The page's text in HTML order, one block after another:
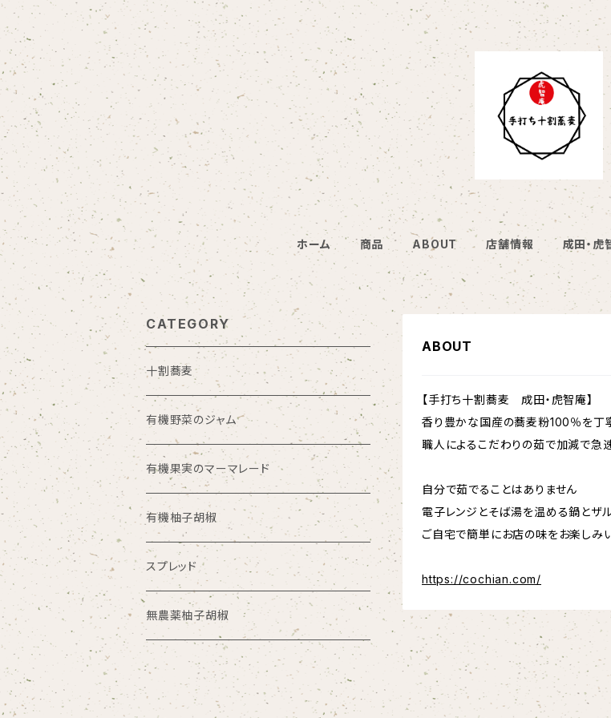
ホーム 商品 ABOUT 店舗情報 成田・虎
ABOUT
【手打ち十割蕎麦 成田・虎智庵】
香り豊かな国産の蕎麦粉100％を丁
職人によるこだわりの茹で加減で急
自分で茹でることはありません
電子レンジとそば湯を温める鍋とザ
ご自宅で簡単にお店の味をお楽しみ
https://cochian.com/
CATEGORY
十割蕎麦
有機野菜のジャム
有機果実のマーマレード
有機柚子胡椒
スプレッド
無農薬柚子胡椒